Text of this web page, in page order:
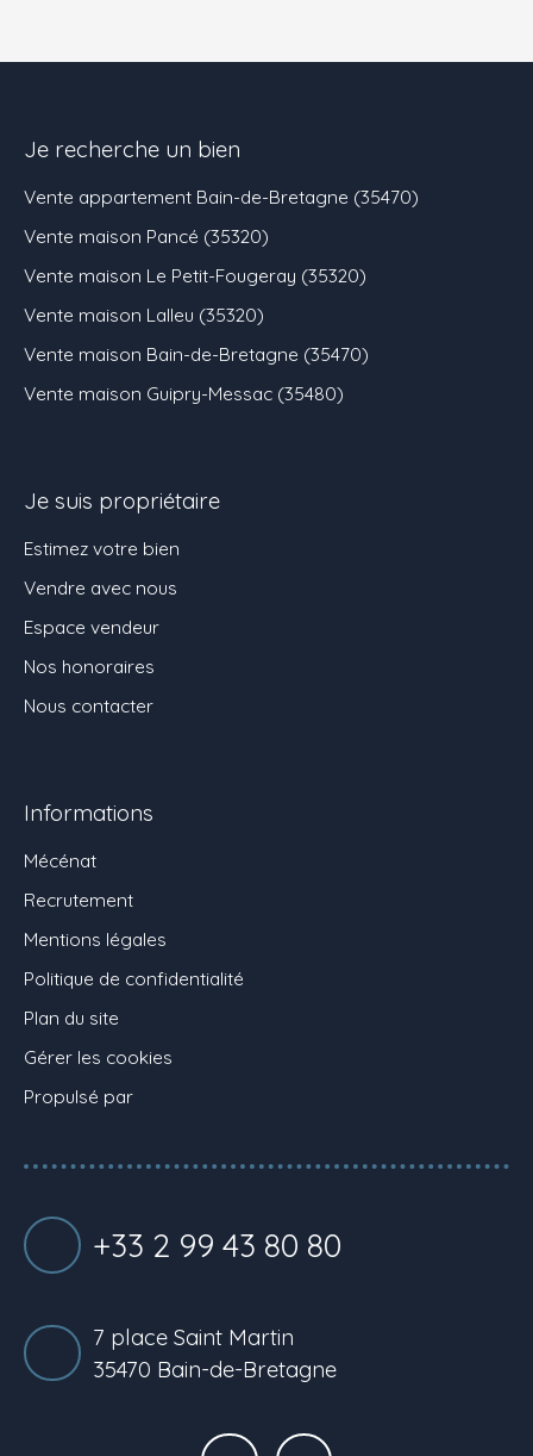
Je recherche un bien
Vente appartement Bain-de-Bretagne (35470)
Vente maison Pancé (35320)
Vente maison Le Petit-Fougeray (35320)
Vente maison Lalleu (35320)
Vente maison Bain-de-Bretagne (35470)
Vente maison Guipry-Messac (35480)
Je suis propriétaire
Estimez votre bien
Vendre avec nous
Espace vendeur
Nos honoraires
Nous contacter
Informations
Mécénat
Recrutement
Mentions légales
Politique de confidentialité
Plan du site
Gérer les cookies
Propulsé par
+33 2 99 43 80 80
7 place Saint Martin
35470 Bain-de-Bretagne